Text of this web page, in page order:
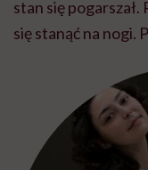
stan się
się stanąć na nogi.